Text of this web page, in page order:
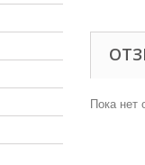
Пока нет